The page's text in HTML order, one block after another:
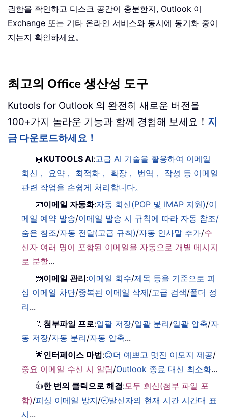
권한을 확인하고 디스크 공간이 충분한지, Outlook 이
Exchange 또는 기타 온라인 서비스와 동시에 동기화 중이
지는지 확인하세요。
최고의 Office 생산성 도구
Kutools for Outlook 의 완전히 새로운 버전을
100+가지 놀라운 기능과 함께 경험해 보세요！ 지
금 다운로드하세요！
🤖 KUTOOLS AI:고급 AI 기술을 활용하여 이메일
회신， 요약， 최적화， 확장， 번역， 작성 등 이메일
관련 작업을 손쉽게 처리합니다。
📧이메일 자동화:자동 회신(POP 및 IMAP 지원)/이
메일 예약 발송/이메일 발송 시 규칙에 따라 자동 참조/
숨은 참조/자동 전달(고급 규칙)/자동 인사말 추가/수
신자 여러 명이 포함된 이메일을 자동으로 개별 메시지
로 분할...
📨이메일 관리:이메일 회수/제목 등을 기준으로 피
싱 이메일 차단/중복된 이메일 삭제/고급 검색/폴더 정
리...
📁 첨부파일 프로:일괄 저장/일괄 분리/일괄 압축/자
동 저장/자동 분리/자동 압축...
🌟인터페이스 마법:😊더 예쁘고 멋진 이모지 제공/
중요 이메일 수신 시 알림/Outlook 종료 대신 최소화...
👍한 번의 클릭으로 해결:모두 회신(첨부 파일 포
함)/피싱 이메일 방지/🕘발신자의 현재 시간 시간대 표
시...